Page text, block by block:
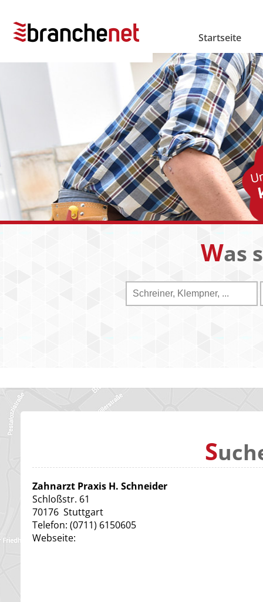
Startseite
Was
S
Zahnarzt Praxis H. Schneider
Schloßstr. 61
70176 Stuttgart
Telefon: (0711) 6150605
Webseite: